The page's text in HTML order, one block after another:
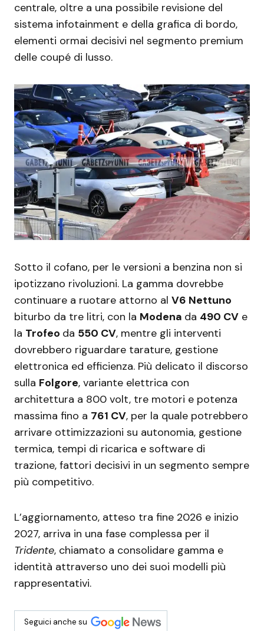
centrale, oltre a una possibile revisione del
sistema infotainment e della grafica di bordo,
elementi ormai decisivi nel segmento premium
delle coupé di lusso.
Sotto il cofano, per le versioni a benzina non si
ipotizzano rivoluzioni. La gamma dovrebbe
continuare a ruotare attorno al V6 Nettuno
biturbo da tre litri, con la Modena da 490 CV e
la Trofeo da 550 CV, mentre gli interventi
dovrebbero riguardare tarature, gestione
elettronica ed efficienza. Più delicato il discorso
sulla Folgore, variante elettrica con
architettura a 800 volt, tre motori e potenza
massima fino a 761 CV, per la quale potrebbero
arrivare ottimizzazioni su autonomia, gestione
termica, tempi di ricarica e software di
trazione, fattori decisivi in un segmento sempre
più competitivo.
L’aggiornamento, atteso tra fine 2026 e inizio
2027, arriva in una fase complessa per il
Tridente, chiamato a consolidare gamma e
identità attraverso uno dei suoi modelli più
rappresentativi.
Seguici anche su